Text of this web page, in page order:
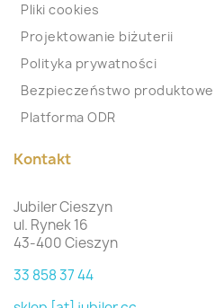
Pliki cookies
Projektowanie biżuterii
Polityka prywatności
Bezpieczeństwo produktowe
Platforma ODR
Kontakt
Jubiler Cieszyn
ul. Rynek 16
43-400 Cieszyn
33 858 37 44